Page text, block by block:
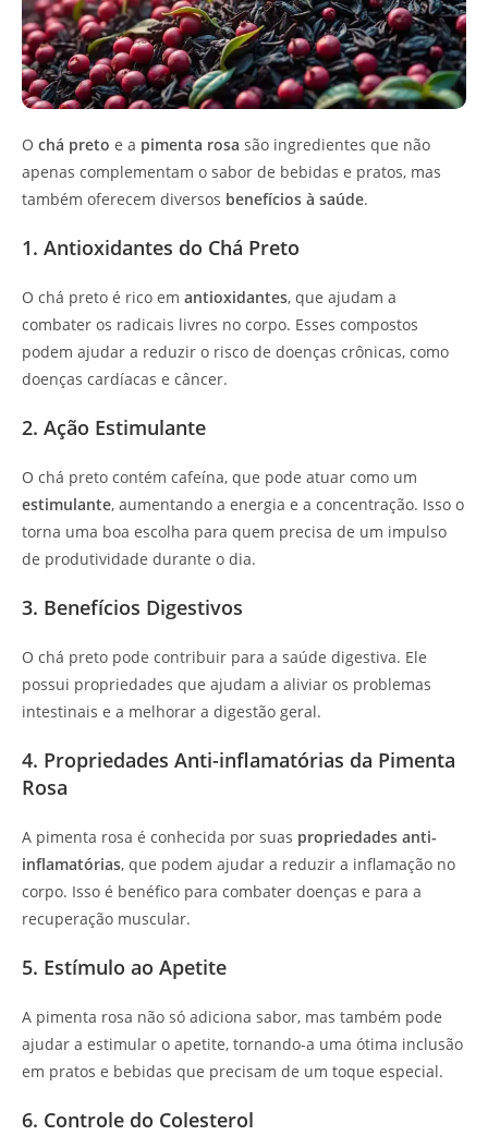
O chá preto e a pimenta rosa são ingredientes que não
apenas complementam o sabor de bebidas e pratos, mas
também oferecem diversos benefícios à saúde.
1. Antioxidantes do Chá Preto
O chá preto é rico em antioxidantes, que ajudam a
combater os radicais livres no corpo. Esses compostos
podem ajudar a reduzir o risco de doenças crônicas, como
doenças cardíacas e câncer.
2. Ação Estimulante
O chá preto contém cafeína, que pode atuar como um
estimulante, aumentando a energia e a concentração. Isso o
torna uma boa escolha para quem precisa de um impulso
de produtividade durante o dia.
3. Benefícios Digestivos
O chá preto pode contribuir para a saúde digestiva. Ele
possui propriedades que ajudam a aliviar os problemas
intestinais e a melhorar a digestão geral.
4. Propriedades Anti-inflamatórias da Pimenta
Rosa
A pimenta rosa é conhecida por suas propriedades anti-
inflamatórias, que podem ajudar a reduzir a inflamação no
corpo. Isso é benéfico para combater doenças e para a
recuperação muscular.
5. Estímulo ao Apetite
A pimenta rosa não só adiciona sabor, mas também pode
ajudar a estimular o apetite, tornando-a uma ótima inclusão
em pratos e bebidas que precisam de um toque especial.
6. Controle do Colesterol